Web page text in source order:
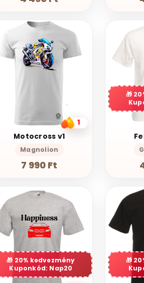
1
Motocross v1
Magnolion
7 990 Ft
20% kedvezmény
Kuponkód: Nap20